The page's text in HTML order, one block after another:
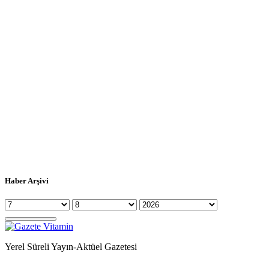
Haber Arşivi
Yerel Süreli Yayın-Aktüel Gazetesi